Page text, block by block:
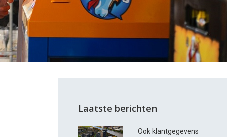
Laatste berichten
Ook klantgegevens